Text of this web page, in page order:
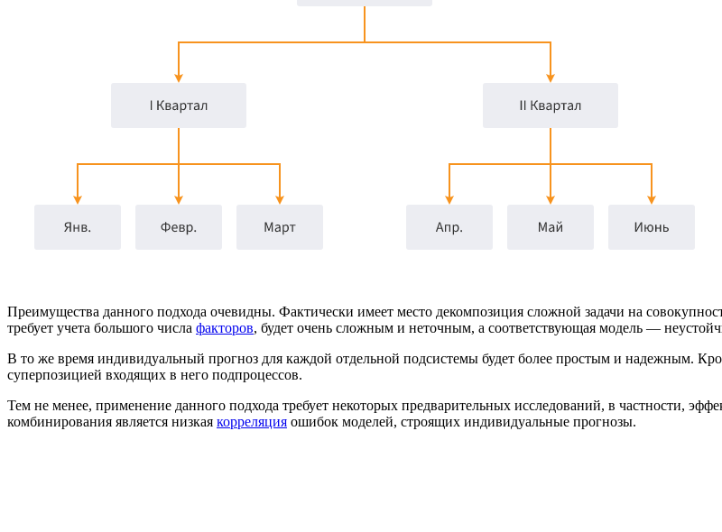
Преимущества данного подхода очевидны. Фактически имеет место декомпозиция сложной задачи на
требует учета большого числа факторов, будет очень сложным и неточным, а соответствующая модель —
В то же время индивидуальный прогноз для каждой отдельной подсистемы будет более простым и надежным.
суперпозицией входящих в него подпроцессов.
Тем не менее, применение данного подхода требует некоторых предварительных исследований, в частности,
комбинирования является низкая корреляция ошибок моделей, строящих индивидуальные прогнозы.